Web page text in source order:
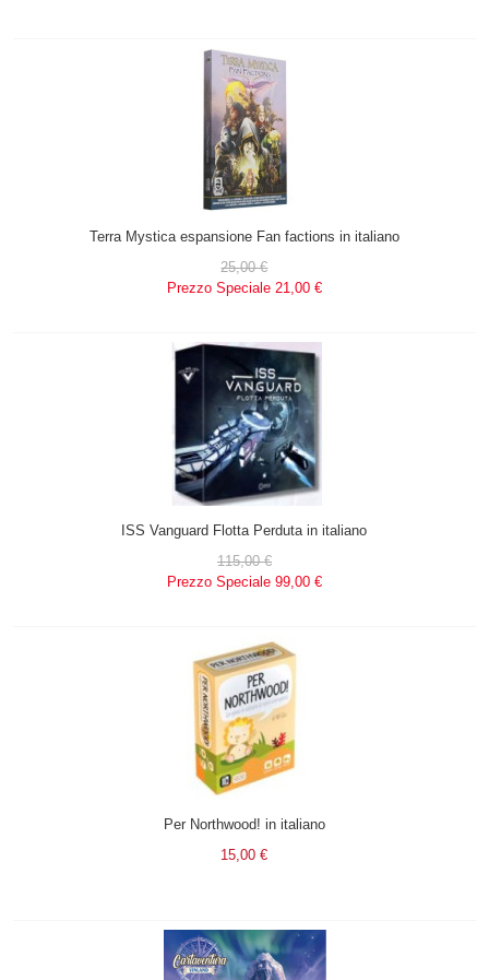
Terra Mystica espansione Fan factions in italiano
25,00 €
Prezzo Speciale 21,00 €
ISS Vanguard Flotta Perduta in italiano
115,00 €
Prezzo Speciale 99,00 €
Per Northwood! in italiano
15,00 €